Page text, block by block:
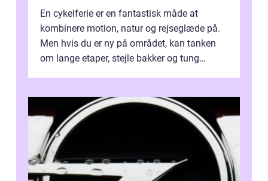
En cykelferie er en fantastisk måde at
kombinere motion, natur og rejseglæde på.
Men hvis du er ny på området, kan tanken
om lange etaper, stejle bakker og tung